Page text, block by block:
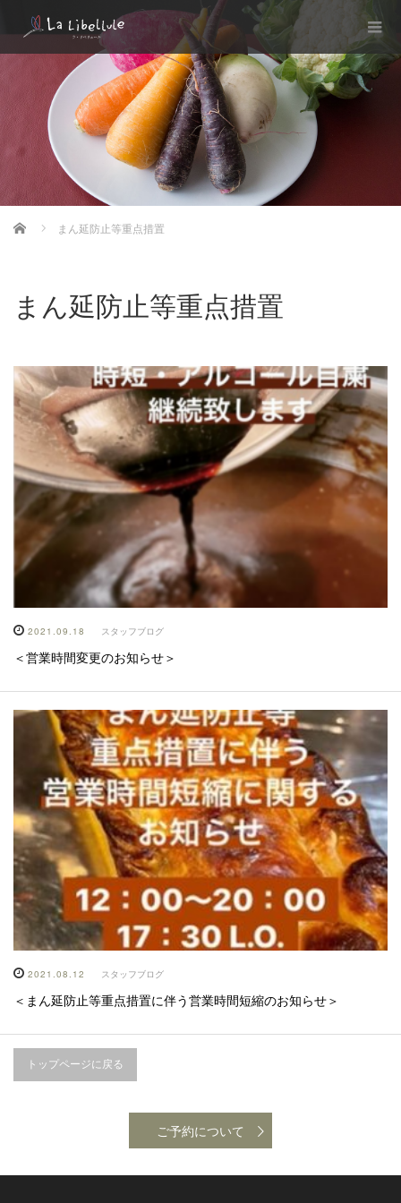
Home まん延防止等重点措置
まん延防止等重点措置
2021.09.18 スタッフブログ
＜営業時間変更のお知らせ＞
2021.08.12 スタッフブログ
＜まん延防止等重点措置に伴う営業時間短縮のお知らせ＞
トップページに戻る
ご予約について